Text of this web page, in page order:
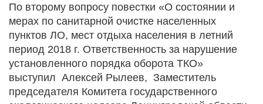
По второму вопросу повестки «О состоянии и
мерах по санитарной очистке населенных
пунктов ЛО, мест отдыха населения в летний
период 2018 г. Ответственность за нарушение
установленного порядка оборота ТКО»
выступил Алексей Рылеев, Заместитель
председателя Комитета государственного